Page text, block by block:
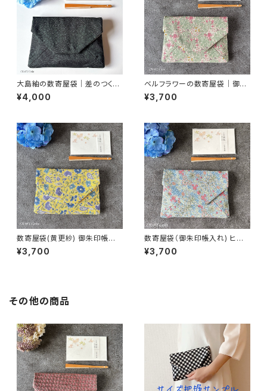
大島紬の数寄屋袋｜差のつく一
点もの｜黒緑菊格子｜御朱印
帳入れにも
¥4,000
ベルフラワーの数寄屋袋｜御朱
印帳入れ・茶道
¥3,700
数寄屋袋(黄更紗) 御朱印帳入
¥3,700
数寄屋袋（御朱印帳入れ) ヒヤ
シンス柄／ウィリアムモリス生地
使用
¥3,700
その他の商品